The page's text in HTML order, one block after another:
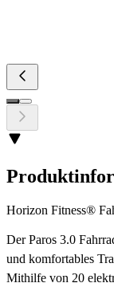
Horizon Fitness®
Der Paros 3.0
und komfortables
Mithilfe von 20